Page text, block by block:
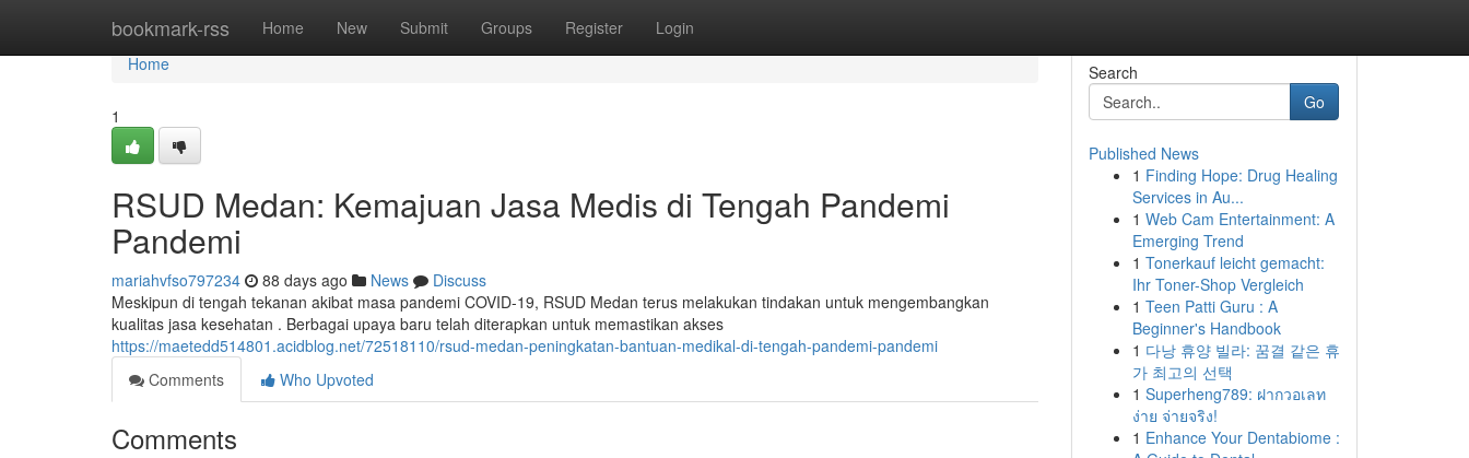
bookmark-rss Home New Submit Groups Register Login
Home
Home
1
RSUD Medan: Kemajuan Jasa Medis di Tengah Pandemi
Pandemi
mariahvfso797234 88 days ago News
Discuss
Meskipun di tengah tekanan akibat masa pandemi COVID-19, RSUD Medan terus melakukan tindakan untuk mengembangkan
kualitas jasa kesehatan . Berbagai upaya baru telah diterapkan untuk memastikan akses
https://maetedd514801.acidblog.net/72518110/rsud-medan-peningkatan-bantuan-medikal-di-tengah-pandemi-pandemi
Comments
Who Upvoted
Comments
Search
Go
Published News
1 Finding Hope: Drug Healing
Services in Au...
1 Web Cam Entertainment: A
Emerging Trend
1 Tonerkauf leicht gemacht:
Ihr Toner-Shop Vergleich
1 Teen Patti Guru : A
Beginner's Handbook
1 다낭 휴양 빌라: 꿈결 같은 휴
가 최고의 선택
1 Superheng789: ฝากวอเลท
ง่าย จ่ายจริง!
1 Enhance Your Dentabiome :